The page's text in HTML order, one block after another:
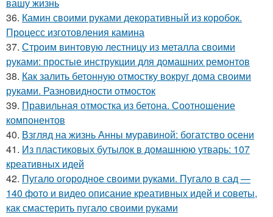
36. Камин своими руками декоративный из коробок.
Процесс изготовления камина
37. Строим винтовую лестницу из металла своими
руками: простые инструкции для домашних ремонтов
38. Как залить бетонную отмостку вокруг дома своими
руками. Разновидности отмосток
39. Правильная отмостка из бетона. Соотношение
компонентов
40. Взгляд на жизнь Анны муравиной: богатство осени
41. Из пластиковых бутылок в домашнюю утварь: 107
креативных идей
42. Пугало огородное своими руками. Пугало в сад —
140 фото и видео описание креативных идей и советы,
как смастерить пугало своими руками